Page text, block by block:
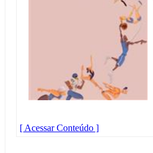
[ Acessar Conteúdo ]